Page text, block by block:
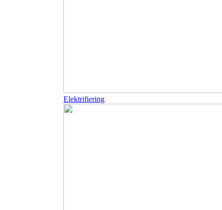
Elektrifiering